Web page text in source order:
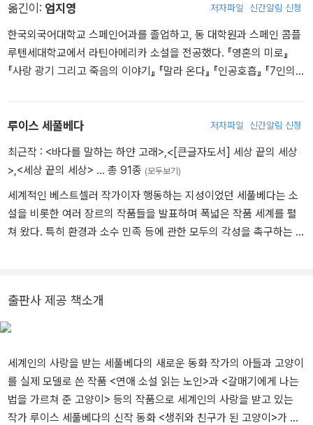
9), 중단편 소설집 『외면』(1997), 『그림 형제 최악의 스토리』(200
4), 『알라디노의 램프』(2008), 에세이 『길 끝에서 만난 이야기』(201
0) 등을 발표했다. 동화책 『생쥐와 친구가 된 고양이』(2012), 『느림
의 중요성을 깨달은 달팽이』(2013), 『자신의 이름을 지킨 개 이야기』
고리를 통해 우리 시대의 위기와 가치들을 은유적으로 의미심장하게
표현하는 동화를 썼다?는 평가를 받았다.
을 받은 『바베트의 만찬』 등이 있어요.
옮긴이: 엄지영 저자파일 신간알림 신청
한국외국어대학교 스페인어과를 졸업하고, 동 대학원과 스페인 콤플
루텐세대학교에서 라틴아메리카 소설을 전공했다. 『영혼의 미로』
『사랑 광기 그리고 죽음의 이야기』 『말라 온다』 『인공호흡』 『7인의
를 말하는 하얀 고래』 등을 우리말로 옮겼다.
루이스 세풀베다 저자파일 신간알림 신청
최근작 : <바다를 말하는 하얀 고래> <[큰글자도서] 세상 끝의 세상
> <세상 끝의 세상> … 총 91종 (모두보기)
세계적인 베스트셀러 작가이자 행동하는 지성이었던 세풀베다는 소
설을 비롯한 여러 장르의 작품들을 발표하며 폭넓은 작품 세계를 펼
쳐 왔다. 특히 환경과 소수 민족 등에 관한 모두의 각성을 촉구하는 사
여행하며 글을 쓰고 환경 운동을 펼치다가 파리를 거쳐 독일로 이주
했으며, 1997년 스페인 북부에 정착해 남은 생을 이곳에서 가족과 함
는 1989년 『연애 소설 읽는 노인』으로 티그레 후안상을 수상하면서
세계적 명성을 얻었다. 장편소설 『지구 끝의 사람들』(1989), 『귀향』
(1994), 『파타고니아 특급 열차』(1995), 『우리였던 그림자』(200
9), 중단편 소설집 『외면』(1997), 『그림 형제 최악의 스토리』(200
출판사 제공 책소개
세계인의 사랑을 받는 세풀베다의 새로운 동화 작가의 아들과 고양이
를 실제 모델로 쓴 작품 <연애 소설 읽는 노인>과 <갈매기에게 나는
법을 가르쳐 준 고양이> 등의 작품으로 세계인의 사랑을 받고 있는
작가 루이스 세풀베다의 신작 동화 <생쥐와 친구가 된 고양이>가 열